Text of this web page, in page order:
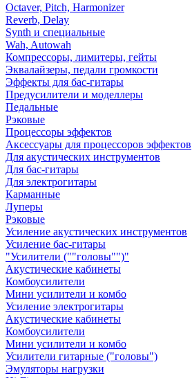
Octaver, Pitch, Harmonizer
Reverb, Delay
Synth и специальные
Wah, Autowah
Компрессоры, лимитеры, гейты
Эквалайзеры, педали громкости
Эффекты для бас-гитары
Предусилители и моделлеры
Педальные
Рэковые
Процессоры эффектов
Аксессуары для процессоров эффектов
Для акустических инструментов
Для бас-гитары
Для электрогитары
Карманные
Луперы
Рэковые
Усиление акустических инструментов
Усиление бас-гитары
"Усилители (""головы"")"
Акустические кабинеты
Комбоусилители
Мини усилители и комбо
Усиление электрогитары
Акустические кабинеты
Комбоусилители
Мини усилители и комбо
Усилители гитарные ("головы")
Эмуляторы нагрузки